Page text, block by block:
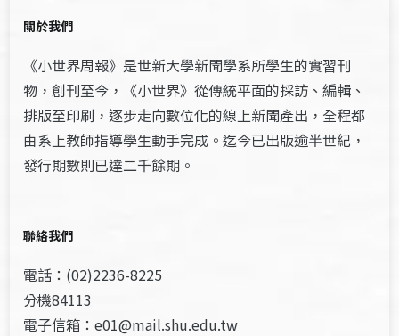
關於我們
《小世界周報》是世新大學新聞學系所學生的實習刊
物，創刊至今，《小世界》從傳統平面的採訪、編輯、
排版至印刷，逐步走向數位化的線上新聞產出，全程都
由系上教師指導學生動手完成。迄今已出版逾半世紀，
發行期數則已達二千餘期。
聯絡我們
電話：(02)2236-8225
分機84113
電子信箱：e01@mail.shu.edu.tw